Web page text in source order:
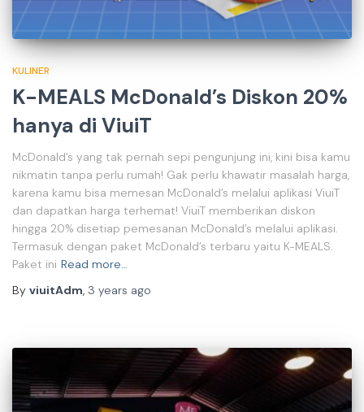
KULINER
K-MEALS McDonald’s Diskon 20%
hanya di ViuiT
McDonald’s yang tak pernah sepi pengunjung ini, kini bisa kamu
nikmatin tanpa perlu rumah! Gak perlu khawatir masalah harga,
karena kamu bisa memesan McDonald’s melalui aplikasi ViuiT
dan dapatkan harga terhemat! ViuiT memberikan diskon
hingga 20% disetiap pemesanan McDonald’s melalui aplikasi.
Termasuk dengan paket McDonald’s terbaru yaitu K-MEALS.
Paket ini Read more…
By viuitAdm, 3 years ago